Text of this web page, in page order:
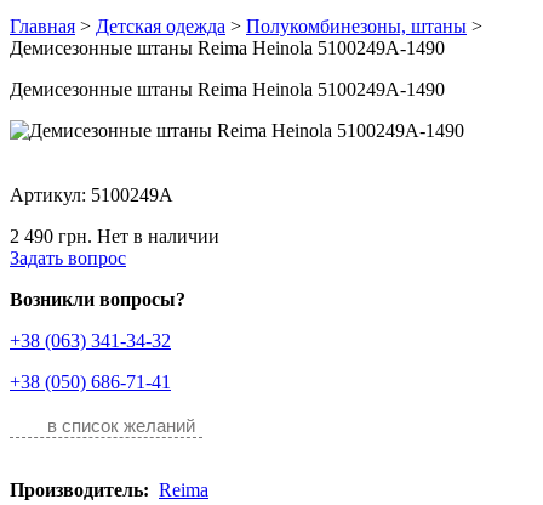
Главная > Детская одежда > Полукомбинезоны, штаны >
Демисезонные штаны Reima Heinola 5100249A-1490
Демисезонные штаны Reima Heinola 5100249A-1490
Артикул: 5100249A
2 490 грн. Нет в наличии
Задать вопрос
Возникли вопросы?
+38 (063) 341-34-32
+38 (050) 686-71-41
в список желаний
Производитель: Reima